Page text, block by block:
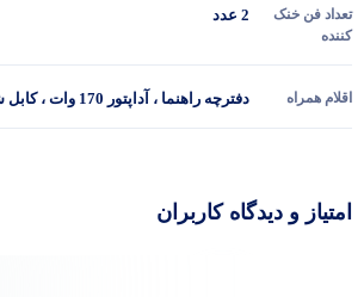
تعداد فن خنک
کننده
2 عدد
اقلام همراه دفترچه راهنما ، آداپتور 170 وات ، کابل شارژر
امتیاز و دیدگاه کاربران